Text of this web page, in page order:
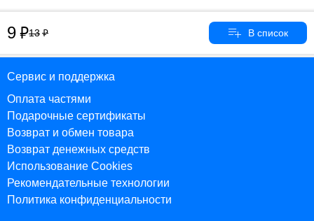
9 13
Сервис и поддержка
Оплата частями
Подарочные сертификаты
Возврат и обмен товара
Возврат денежных средств
Использование Cookies
Рекомендательные технологии
Политика конфиденциальности